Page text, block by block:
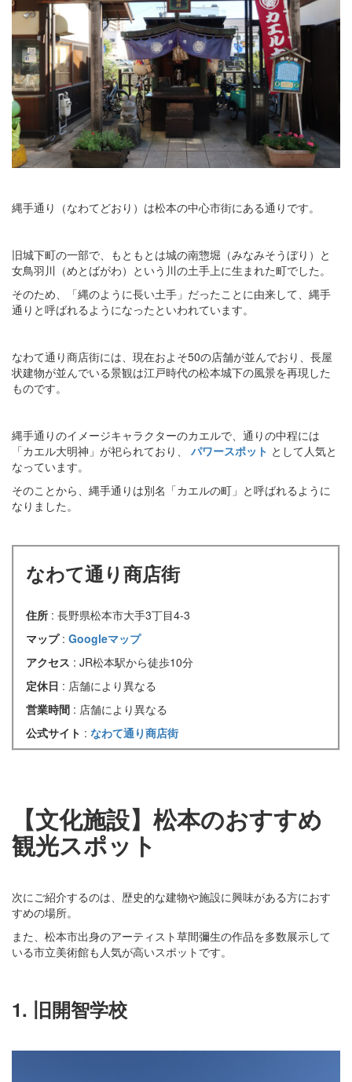
縄手通り（なわてどおり）は松本の中心市街にある通りです。
旧城下町の一部で、もともとは城の南惣堀（みなみそうぼり）と
女鳥羽川（めとばがわ）という川の土手上に生まれた町でした。
そのため、「縄のように長い土手」だったことに由来して、縄手
通りと呼ばれるようになったといわれています。
なわて通り商店街には、現在およそ50の店舗が並んでおり、長屋
状建物が並んでいる景観は江戸時代の松本城下の風景を再現した
ものです。
縄手通りのイメージキャラクターのカエルで、通りの中程には
「カエル大明神」が祀られており、 パワースポット として人気と
なっています。
そのことから、縄手通りは別名「カエルの町」と呼ばれるように
なりました。
なわて通り商店街
住所 : 長野県松本市大手3丁目4-3
マップ : Googleマップ
アクセス : JR松本駅から徒歩10分
定休日 : 店舗により異なる
営業時間 : 店舗により異なる
公式サイト : なわて通り商店街
【文化施設】松本のおすすめ
観光スポット
次にご紹介するのは、歴史的な建物や施設に興味がある方におす
すめの場所。
また、松本市出身のアーティスト草間彌生の作品を多数展示して
いる市立美術館も人気が高いスポットです。
1. 旧開智学校